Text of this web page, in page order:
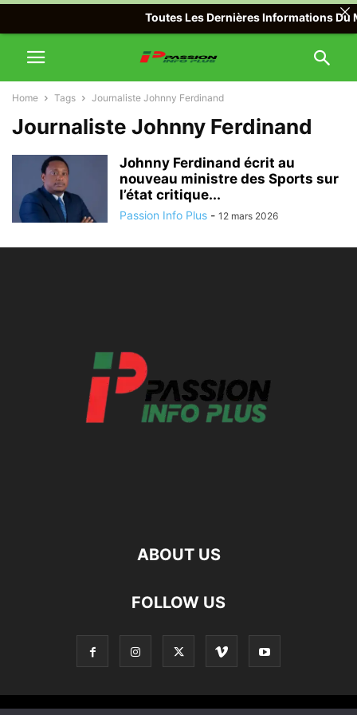
Home Tags Journaliste Johnny Ferdinand
Journaliste Johnny Ferdinand
Johnny Ferdinand écrit au
nouveau ministre des Sports sur
l’état critique...
Passion Info Plus - 12 mars 2026
ABOUT US
FOLLOW US
Toutes Les Dernières Informations Du